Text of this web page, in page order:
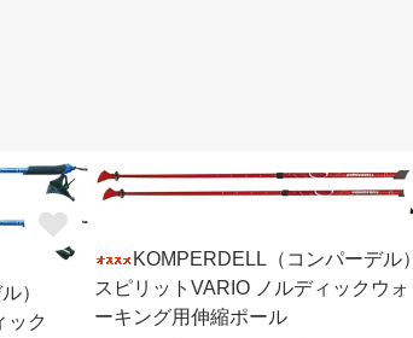
）
ック
KOMPERDELL（コンパーデル）
スピリットVARIO ノルディックウォ
ーキング用伸縮ポール